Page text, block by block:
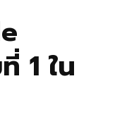
1 ใน